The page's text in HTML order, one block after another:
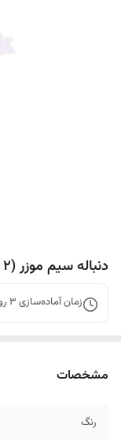
دنباله سیم موزر (۲ عدد)
زمان آماده‌سازی 3
مشخصات
رنگ